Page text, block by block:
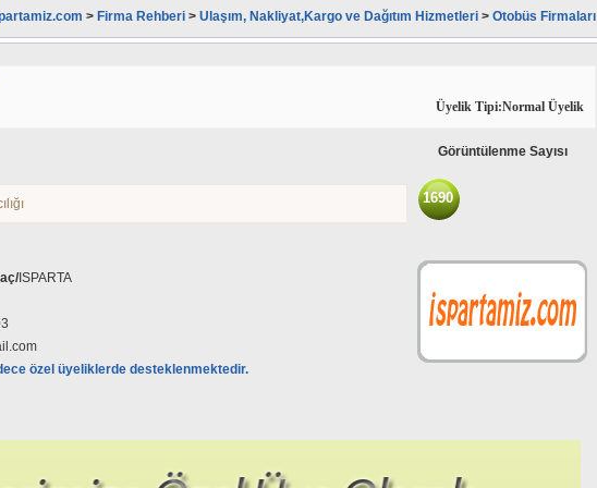
> Firma Rehberi > Ulaşım, Nakliyat,Kargo ve Dağıtım Hizmetleri > Otobüs Firmaları
Üyelik Tipi:Normal Üyelik
Görüntülenme Sayısı
1690
ISPARTA
özel üyeliklerde desteklenmektedir.